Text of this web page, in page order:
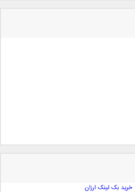
خرید بک لینک ارزان